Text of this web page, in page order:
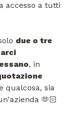
accesso a tutti
due o tre
, in
qualcosa, sia
🫶🏻